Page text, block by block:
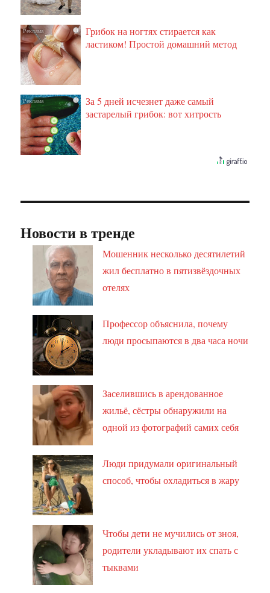
i
Грибок на ногтях стирается как
ластиком! Простой домашний метод
i
За 5 дней исчезнет даже самый
застарелый грибок: вот хитрость
Новости в тренде
Мошенник несколько десятилетий
жил бесплатно в пятизвёздочных
отелях
Профессор объяснила, почему
люди просыпаются в два часа ночи
Заселившись в арендованное
жильё, сёстры обнаружили на
одной из фотографий самих себя
Люди придумали оригинальный
способ, чтобы охладиться в жару
Чтобы дети не мучились от зноя,
родители укладывают их спать с
тыквами